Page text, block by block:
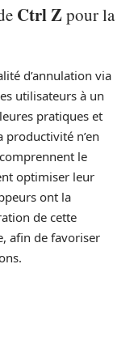
Ctrl Zpour la
d’annulation via
utilisateurs à un
pratiques et
productivité n’en
le
optimiser leur
ont la
de cette
afin de favoriser